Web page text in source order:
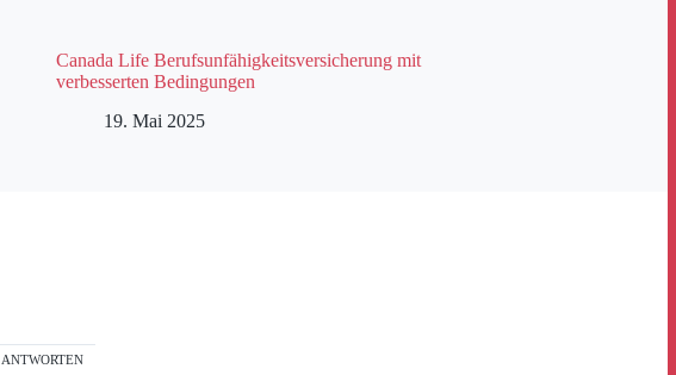
Canada Life Berufsunfähigkeitsversicherung mit
verbesserten Bedingungen
19. Mai 2025
ANTWORTEN